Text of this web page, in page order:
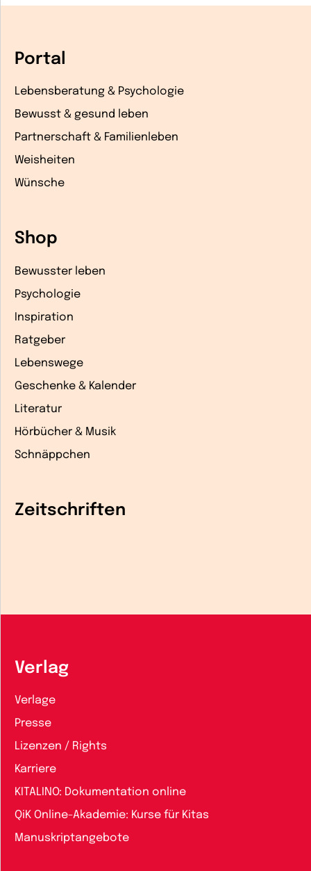
Portal
Lebensberatung & Psychologie
Bewusst & gesund leben
Partnerschaft & Familienleben
Weisheiten
Wünsche
Shop
Bewusster leben
Psychologie
Inspiration
Ratgeber
Lebenswege
Geschenke & Kalender
Literatur
Hörbücher & Musik
Schnäppchen
Zeitschriften
Verlag
Verlage
Presse
Lizenzen / Rights
Karriere
KITALINO: Dokumentation online
QiK Online-Akademie: Kurse für Kitas
Manuskriptangebote